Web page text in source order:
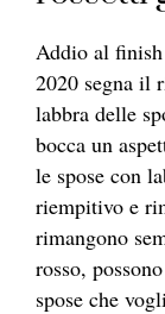
Addio al
2020 segna il
labbra delle
bocca un
le spose con
riempitivo e
rimangono
rosso,
spose che